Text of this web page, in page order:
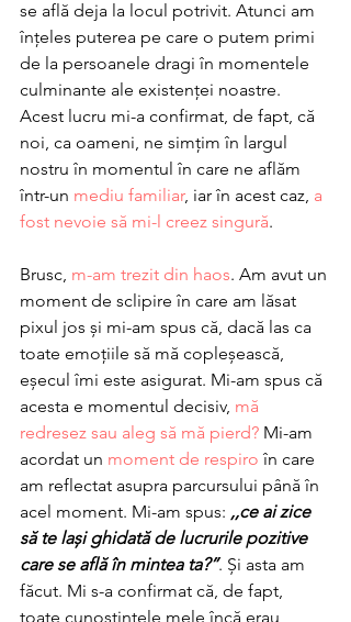
se află deja la locul potrivit. Atunci am
înțeles puterea pe care o putem primi
de la persoanele dragi în momentele
culminante ale existenței noastre.
Acest lucru mi-a confirmat, de fapt, că
noi, ca oameni, ne simțim în largul
nostru în momentul în care ne aflăm
într-un mediu familiar, iar în acest caz, a
fost nevoie să mi-l creez singură.
Brusc, m-am trezit din haos. Am avut un
moment de sclipire în care am lăsat
pixul jos și mi-am spus că, dacă las ca
toate emoțiile să mă copleșească,
eșecul îmi este asigurat. Mi-am spus că
acesta e momentul decisiv, mă
redresez sau aleg să mă pierd? Mi-am
acordat un moment de respiro în care
am reflectat asupra parcursului până în
acel moment. Mi-am spus: ,,ce ai zice
să te lași ghidată de lucrurile pozitive
care se află în mintea ta?”. Și asta am
făcut. Mi s-a confirmat că, de fapt,
toate cunoștințele mele încă erau